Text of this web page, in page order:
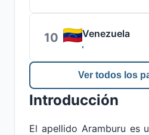
10 Venezuela
Ver todos los
Introducción
El apellido Aramburu es